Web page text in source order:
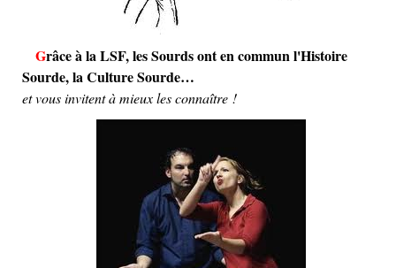
Grâce à la LSF, les Sourds ont en commun l'Histoire
Sourde, la Culture Sourde…
et vous invitent à mieux les connaître !